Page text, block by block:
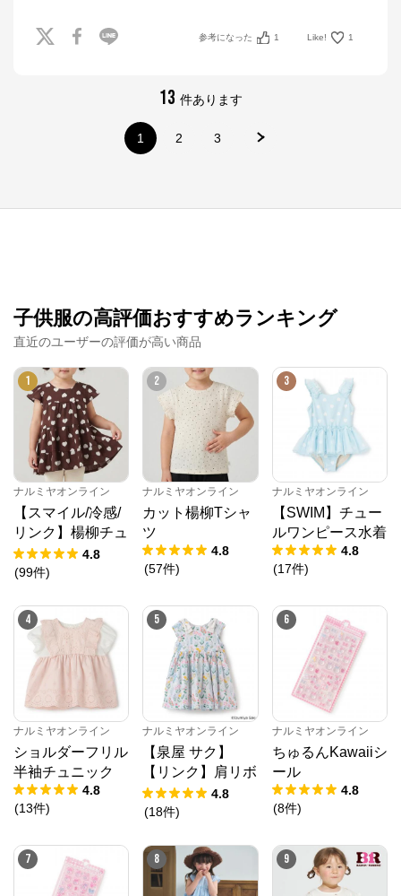
参考になった 1 Like! 1
13 件あります
1 2 3
子供服の高評価おすすめランキング
直近のユーザーの評価が高い商品
1
ナルミヤオンライン
【スマイル/冷感/
リンク】楊柳チュ
ニック
4.8
(99件)
2
ナルミヤオンライン
カット楊柳Tシャ
ツ
4.8
(57件)
3
ナルミヤオンライン
【SWIM】チュー
ルワンピース水着
4.8
(17件)
4
ナルミヤオンライン
ショルダーフリル
半袖チュニック
4.8
(13件)
5
ナルミヤオンライン
【泉屋 サク】
【リンク】肩リボ
ンフラワーキャッ
トワンピース
4.8
(18件)
6
ナルミヤオンライン
ちゅるんKawaiiシ
ール
4.8
(8件)
7 8 9
公式ECサイト
※外部サイトが開きます
ナルミヤオンラインからのコメント
ナルミヤオンライン公式通販ショップ。人気子供服メ
ゾピアノ、プティマイン、ラブトキシック、アナスイ
ミニ等、全ブランド、全商品をご覧いただけます。